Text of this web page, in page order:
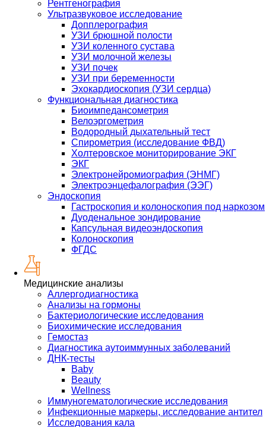
Рентгенография
Ультразвуковое исследование
Допплерография
УЗИ брюшной полости
УЗИ коленного сустава
УЗИ молочной железы
УЗИ почек
УЗИ при беременности
Эхокардиоскопия (УЗИ сердца)
Функциональная диагностика
Биоимпедансометрия
Велоэргометрия
Водородный дыхательный тест
Спирометрия (исследование ФВД)
Холтеровское мониторирование ЭКГ
ЭКГ
Электронейромиография (ЭНМГ)
Электроэнцефалография (ЭЭГ)
Эндоскопия
Гастроскопия и колоноскопия под наркозом
Дуоденальное зондирование
Капсульная видеоэндоскопия
Колоноскопия
ФГДС
Медицинские анализы
Аллергодиагностика
Анализы на гормоны
Бактериологические исследования
Биохимические исследования
Гемостаз
Диагностика аутоиммунных заболеваний
ДНК-тесты
Baby
Beauty
Wellness
Иммуногематологические исследования
Инфекционные маркеры, исследование антител
Исследования кала